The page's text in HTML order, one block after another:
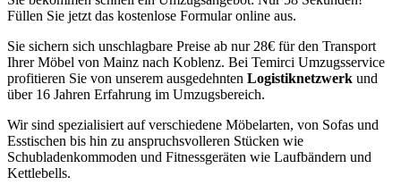
Füllen Sie jetzt das kostenlose Formular online aus.
Sie sichern sich unschlagbare Preise ab nur 28€ für den Transport
Ihrer Möbel von Mainz nach Koblenz. Bei Temirci Umzugsservice
profitieren Sie von unserem ausgedehnten Logistiknetzwerk und
über 16 Jahren Erfahrung im Umzugsbereich.
Wir sind spezialisiert auf verschiedene Möbelarten, von Sofas und
Esstischen bis hin zu anspruchsvolleren Stücken wie
Schubladenkommoden und Fitnessgeräten wie Laufbändern und
Kettlebells.